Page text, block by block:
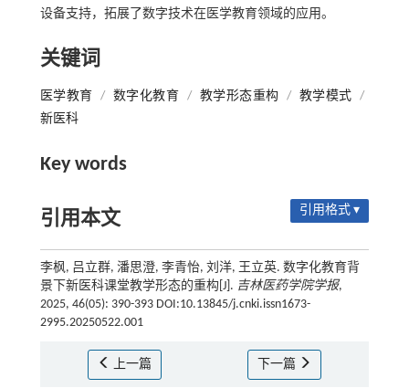
设备支持，拓展了数字技术在医学教育领域的应用。
关键词
医学教育 / 数字化教育 / 教学形态重构 / 教学模式
/
新医科
Key words
引用本文 引用格式 ▾
李枫, 吕立群, 潘思澄, 李青怡, 刘洋, 王立英. 数字化教育背
景下新医科课堂教学形态的重构[J]. 吉林医药学院学报,
2025, 46(05): 390-393 DOI:10.13845/j.cnki.issn1673-
2995.20250522.001
上一篇 下一篇